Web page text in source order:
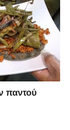
παντού